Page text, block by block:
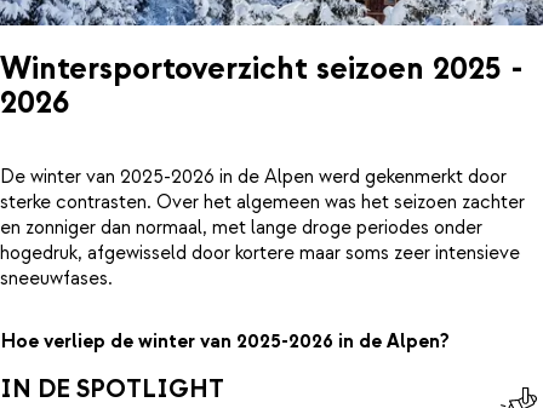
Wintersportoverzicht seizoen 2025 -
2026
De winter van 2025-2026 in de Alpen werd gekenmerkt door
sterke contrasten. Over het algemeen was het seizoen zachter
en zonniger dan normaal, met lange droge periodes onder
hogedruk, afgewisseld door kortere maar soms zeer intensieve
sneeuwfases.
Hoe verliep de winter van 2025-2026 in de Alpen?
IN DE SPOTLIGHT